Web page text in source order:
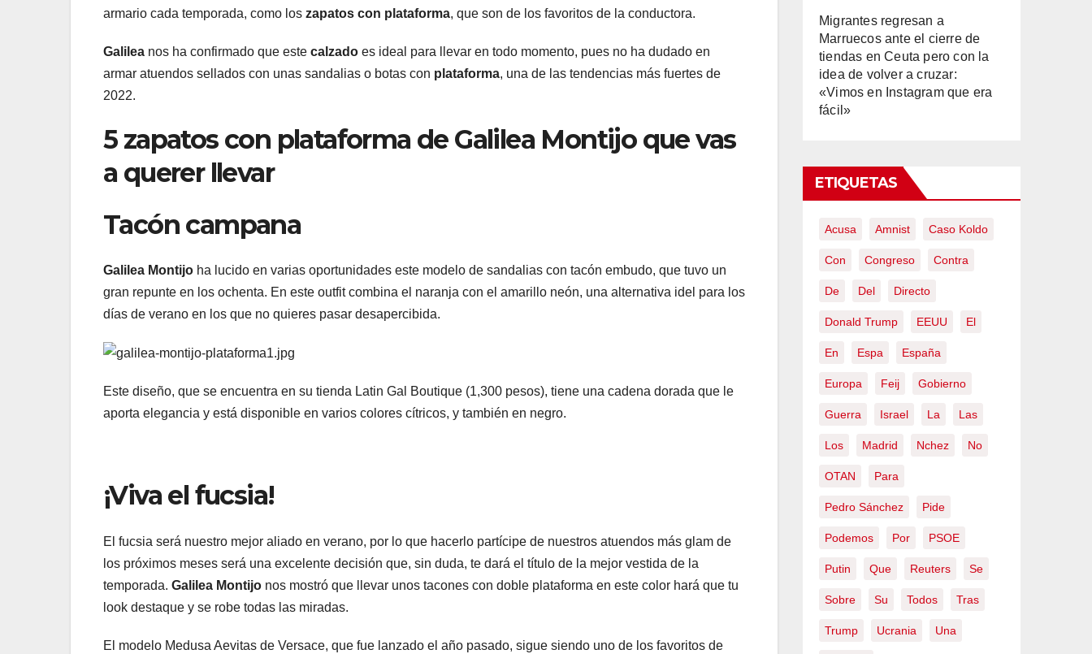
armario cada temporada, como los zapatos con plataforma, que son de los favoritos de la conductora.
Galilea nos ha confirmado que este calzado es ideal para llevar en todo momento, pues no ha dudado en
armar atuendos sellados con unas sandalias o botas con plataforma, una de las tendencias más fuertes de
2022.
5 zapatos con plataforma de Galilea Montijo que vas
a querer llevar
Tacón campana
Galilea Montijo ha lucido en varias oportunidades este modelo de sandalias con tacón embudo, que tuvo un
gran repunte en los ochenta. En este outfit combina el naranja con el amarillo neón, una alternativa idel para los
días de verano en los que no quieres pasar desapercibida.
Este diseño, que se encuentra en su tienda Latin Gal Boutique (1,300 pesos), tiene una cadena dorada que le
aporta elegancia y está disponible en varios colores cítricos, y también en negro.
¡Viva el fucsia!
El fucsia será nuestro mejor aliado en verano, por lo que hacerlo partícipe de nuestros atuendos más glam de
los próximos meses será una excelente decisión que, sin duda, te dará el título de la mejor vestida de la
temporada. Galilea Montijo nos mostró que llevar unos tacones con doble plataforma en este color hará que tu
look destaque y se robe todas las miradas.
El modelo Medusa Aevitas de Versace, que fue lanzado el año pasado, sigue siendo uno de los favoritos de
Migrantes regresan a
Marruecos ante el cierre de
tiendas en Ceuta pero con la
idea de volver a cruzar:
«Vimos en Instagram que era
fácil»
ETIQUETAS
Acusa Amnist Caso Koldo
Con Congreso Contra
De Del Directo
Donald Trump EEUU El
En Espa España
Europa Feij Gobierno
Guerra Israel La Las
Los Madrid Nchez No
OTAN Para
Pedro Sánchez Pide
Podemos Por PSOE
Putin Que Reuters Se
Sobre Su Todos Tras
Trump Ucrania Una